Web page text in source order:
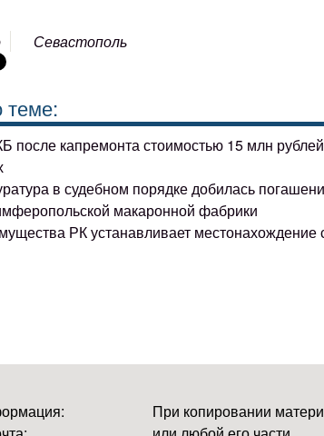
Севастополь
теме:
после капремонта стоимостью 15 млн
в судебном порядке добилась
макаронной фабрики
РК устанавливает местонахождение
При копировании